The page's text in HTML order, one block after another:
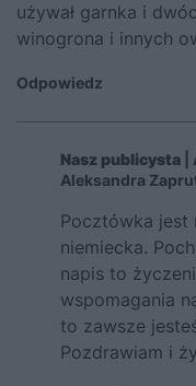
używał garnka i
winogrona i innych
Odpowiedz
Nasz publicysta
Aleksandra
Pocztówka jest
niemiecka.
napis to
wspomagania
to zawsze
Pozdrawiam i